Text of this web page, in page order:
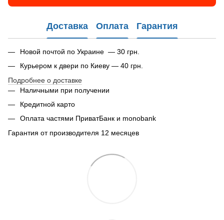
Доставка Оплата Гарантия
Новой почтой по Украине — 30 грн.
Курьером к двери по Киеву — 40 грн.
Подробнее о доставке
Наличными при получении
Кредитной карто
Оплата частями ПриватБанк и monobank
Гарантия от производителя 12 месяцев